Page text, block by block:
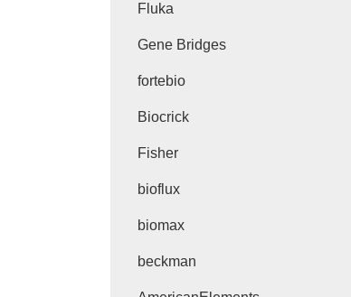
Fluka
Gene Bridges
fortebio
Biocrick
Fisher
bioflux
biomax
beckman